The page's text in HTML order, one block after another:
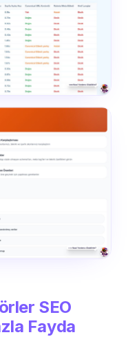
SEO
Fayda